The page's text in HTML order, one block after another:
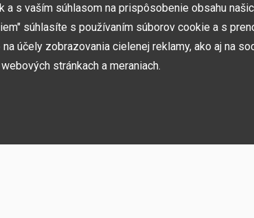
Vytvorili sme najväčšie ukážkové centrá
v ČR a SK. Nájdete nás v Prahe a
a s vaším súhlasom na prispôsobenie obsahu
súhlasíte s používaním súborov cookie a s
účely zobrazovania cielenej reklamy, ako aj na
stránkach a meraniach.